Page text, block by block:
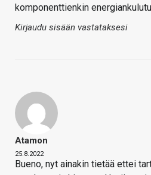
komponenttienkin
Kirjaudu sisään vastataksesi
Atamon
25.8.2022
Bueno, nyt ainakin tietää ettei